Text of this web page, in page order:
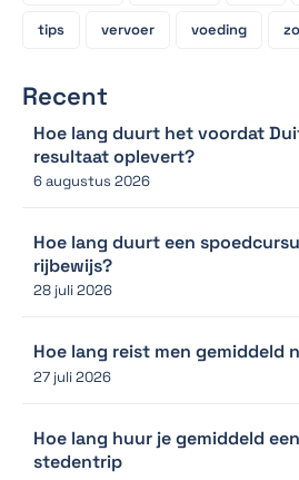
tips vervoer voeding
Recent
Hoe lang duurt het voordat
resultaat oplevert?
6 augustus 2026
Hoe lang duurt een
rijbewijs?
28 juli 2026
Hoe lang reist men gemiddeld
27 juli 2026
Hoe lang huur je gemiddeld
stedentrip